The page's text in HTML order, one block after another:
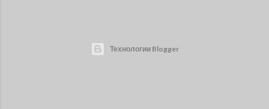
Технологии Blogger